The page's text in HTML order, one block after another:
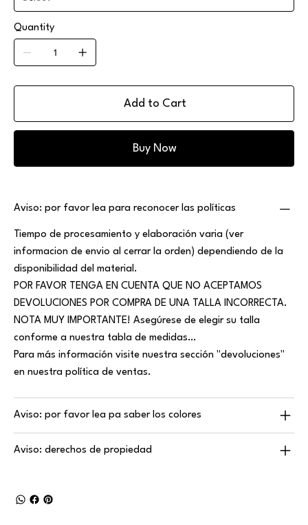
Quantity
Add to Cart
Buy Now
Aviso: por favor lea para reconocer las políticas
Tiempo de procesamiento y elaboración varia (ver
informacion de envio al cerrar la orden) dependiendo de la
disponibilidad del material.
POR FAVOR TENGA EN CUENTA QUE NO ACEPTAMOS
DEVOLUCIONES POR COMPRA DE UNA TALLA INCORRECTA.
NOTA MUY IMPORTANTE! Asegúrese de elegir su talla
conforme a nuestra tabla de medidas…
Para más información visite nuestra sección "devoluciones"
en nuestra política de ventas.
Aviso: por favor lea pa saber los colores
Aviso: derechos de propiedad